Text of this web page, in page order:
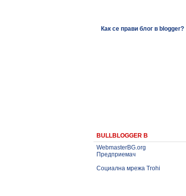
Как се прави блог в blogger?
BULLBLOGGER В
WebmasterBG.org
Предприемач
Социална мрежа Trohi